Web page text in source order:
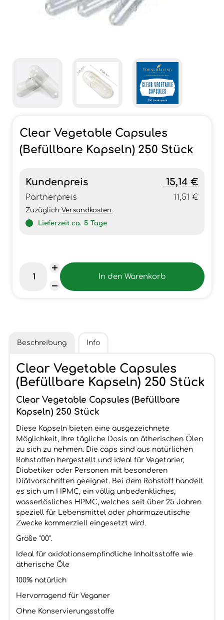
Clear Vegetable Capsules
(Befüllbare Kapseln) 250 Stück
Kundenpreis 15,14 €
Partnerpreis 11,51 €
Zuzüglich Versandkosten.
Lieferzeit ca. 5 Tage
Beschreibung Info
Clear Vegetable Capsules
(Befüllbare Kapseln) 250 Stück
Clear Vegetable Capsules (Befüllbare
Kapseln) 250 Stück
Diese Kapseln bieten eine ausgezeichnete
Möglichkeit, Ihre tägliche Dosis an ätherischen Ölen
zu sich zu nehmen. Die caps sind aus natürlichen
Rohstoffen hergestellt und ideal für Vegetarier,
Diabetiker oder Personen mit besonderen
Diätvorschriften geeignet. Bei dem Rohstoff handelt
es sich um HPMC, ein völlig unbedenkliches,
wasserlösliches HPMC, welches seit über 25 Jahren
speziell für Lebensmittel oder pharmazeutische
Zwecke kommerziell eingesetzt wird.
Größe "00".
Ideal für oxidationsempfindliche Inhaltsstoffe wie
ätherische Öle
100% natürlich
Hervorragend für Veganer
Ohne Konservierungsstoffe